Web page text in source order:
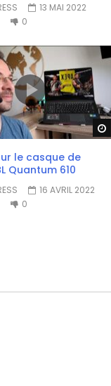
13 MAI 2022
0
le casque de
Quantum 610
16 AVRIL 2022
0